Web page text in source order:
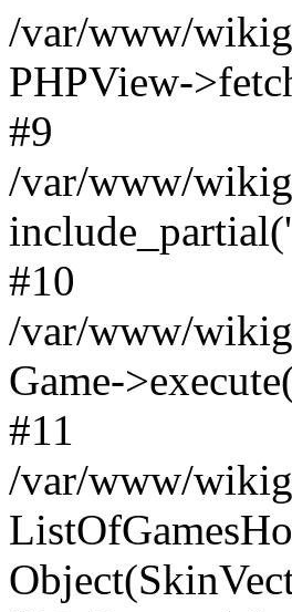
/var/www/
PHPView-
#9
/var/www/
#10
/var/www/
Game-
#11
/var/www/